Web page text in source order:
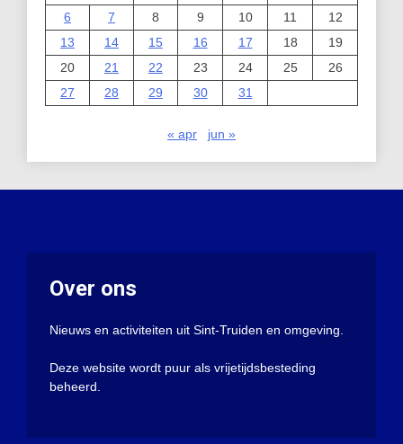
6
7 8 9 10 11
12
13
14 15 16 17 18
19
20
21 22 23 24 25
26
27
28 29 30 31
« apr jun »
Over ons
Nieuws en activiteiten uit Sint-Truiden en omgeving.
Deze website wordt puur als vrijetijdsbesteding
beheerd.